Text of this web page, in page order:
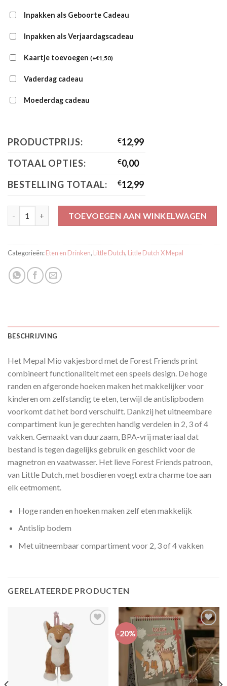
Inpakken als Geboorte Cadeau
Inpakken als Verjaardagscadeau
Kaartje toevoegen (+€1,50)
Vaderdag cadeau
Moederdag cadeau
PRODUCTPRIJS: €12,99
TOTAAL OPTIES:
€0,00
BESTELLING TOTAAL:
€12,99
TOEVOEGEN AAN WINKELWAGEN
Categorieën:Eten en Drinken, Little Dutch, Little Dutch X Mepal
BESCHRIJVING
Het Mepal Mio vakjesbord met de Forest Friends print
combineert functionaliteit met een speels design. De hoge
randen en afgeronde hoeken maken het makkelijker voor
kinderen om zelfstandig te eten, terwijl de antislipbodem
voorkomt dat het bord verschuift. Dankzij het uitneembare
compartiment kun je gerechten handig verdelen in 2, 3 of 4
vakken. Gemaakt van duurzaam, BPA-vrij materiaal dat
bestand is tegen dagelijks gebruik en geschikt voor de
magnetron en vaatwasser. Het lieve Forest Friends patroon,
van Little Dutch, met bosdieren voegt extra charme toe aan
elk eetmoment.
Hoge randen en hoeken maken zelf eten makkelijk
Antislip bodem
Met uitneembaar compartiment voor 2, 3 of 4 vakken
GERELATEERDE PRODUCTEN
-20%
Toevoegen
aan
verlanglijst